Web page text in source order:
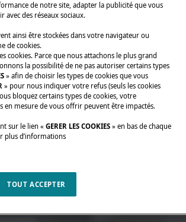
de notre site, adapter la publicité que vous
avec des réseaux sociaux.
ainsi être stockées dans votre navigateur ou
de cookies.
cookies. Parce que nous attachons le plus grand
la possibilité de ne pas autoriser certains types
» afin de choisir les types de cookies que vous
» pour nous indiquer votre refus (seuls les cookies
bloquez certains types de cookies, votre
en mesure de vous offrir peuvent être impactés.
sur le lien « GERER LES COOKIES » en bas de chaque
plus d’informations
TOUT ACCEPTER